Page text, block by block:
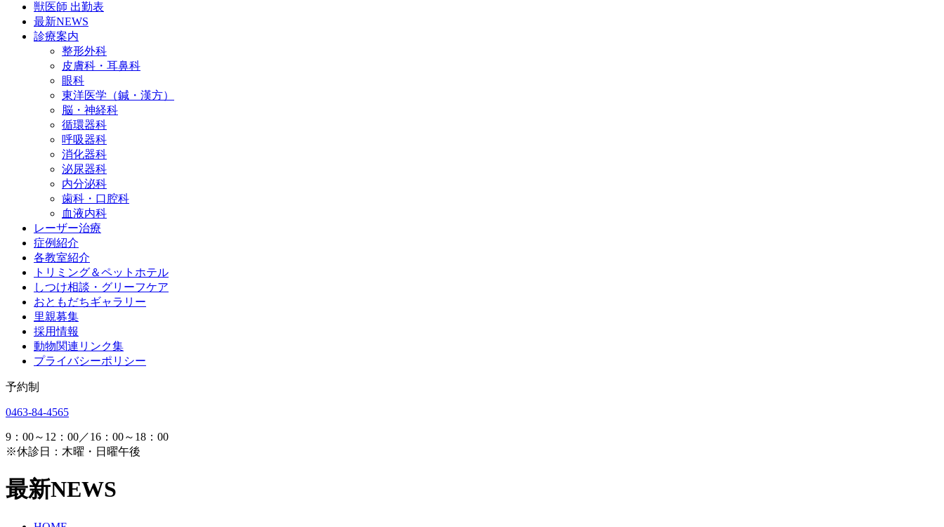
獣医師 出勤表
最新NEWS
診療案内
整形外科
皮膚科・耳鼻科
眼科
東洋医学（鍼・漢方）
脳・神経科
循環器科
呼吸器科
消化器科
泌尿器科
内分泌科
歯科・口腔科
血液内科
レーザー治療
症例紹介
各教室紹介
トリミング＆ペットホテル
しつけ相談・グリーフケア
おともだちギャラリー
里親募集
採用情報
動物関連リンク集
プライバシーポリシー
予約制
0463-84-4565
9：00～12：00／16：00～18：00
※休診日：木曜・日曜午後
最新NEWS